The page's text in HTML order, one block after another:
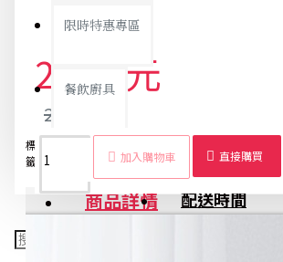
限時特惠專區
餐飲廚具
銅板精選
2,298元
2,419元
加入購物車 直接購買
標
籤：
工具
具箱
具組
工具
商品詳情 配送時間